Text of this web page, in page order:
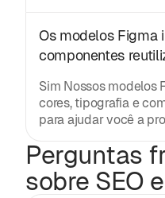
Os modelos Figma
componentes
Sim Nossos modelos
cores, tipografia e
para ajudar você a
Perguntas
sobre SEO